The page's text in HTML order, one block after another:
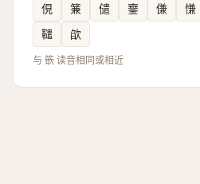
俔 䈴 儙 䥅 傔 慊
䪈
欿
与 篏 读音相同或相近